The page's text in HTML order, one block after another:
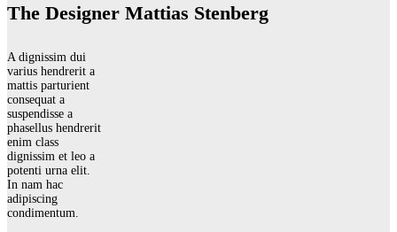
The Designer Mattias Stenberg
A dignissim dui
varius hendrerit a
mattis parturient
consequat a
suspendisse a
phasellus hendrerit
enim class
dignissim et leo a
potenti urna elit.
In nam hac
adipiscing
condimentum.